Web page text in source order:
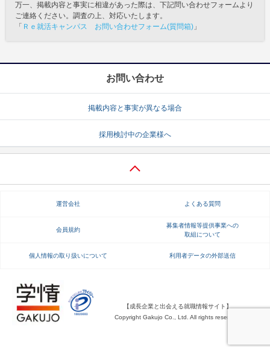
万一、掲載内容と事実に相違があった際は、下記問い合わせフォームより
ご連絡ください。調査の上、対応いたします。
「 Ｒｅ就活キャンパス お問い合わせフォーム(質問箱) 」
お問い合わせ
掲載内容と事実が異なる場合
採用検討中の企業様へ
運営会社 よくある質問
会員規約
募集者情報等提供事業への
取組について
個人情報の取り扱いについて 利用者データの外部送信
【成長企業と出会える就職情報サイト】
Copyright Gakujo Co., Ltd. All rights reserved.